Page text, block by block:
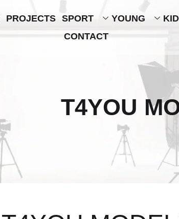
YOUNG
SPORT
PROJECTS
CONTACT